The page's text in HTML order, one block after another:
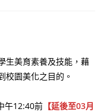
生美育素養及技能，藉
校園美化之目的。
午12:40前 【延後至03月